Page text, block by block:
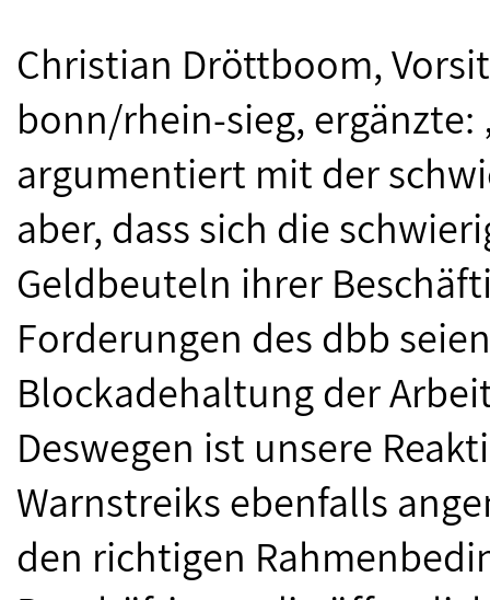
Christian Dröttboom,
bonn/rhein-sieg, ergänzte:
argumentiert mit der
aber, dass sich die
Geldbeuteln ihrer
Forderungen des dbb
Blockadehaltung der
Deswegen ist unsere
Warnstreiks ebenfalls
den richtigen